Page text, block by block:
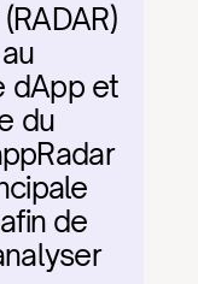
dApp et
du
de